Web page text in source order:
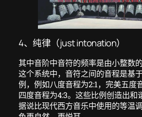
4、纯律（just intonation）
其中音阶中音符的频率是由小整数
这个系统中，音符之间的音程是基
例，例如八度音程为2:1，完美五度
四度音程为4:3。这些比例创造出和
据说比现代西方音乐中使用的等温